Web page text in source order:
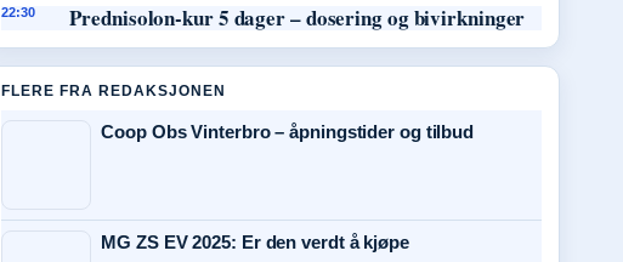
22:30 Prednisolon-kur 5 dager – dosering og bivirkninger
FLERE FRA REDAKSJONEN
Coop Obs Vinterbro – åpningstider og tilbud
MG ZS EV 2025: Er den verdt å kjøpe